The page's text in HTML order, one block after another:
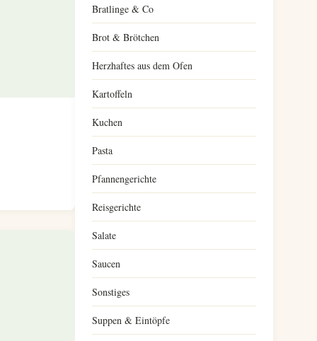
Bratlinge & Co
Brot & Brötchen
Herzhaftes aus dem Ofen
Kartoffeln
Kuchen
Pasta
Pfannengerichte
Reisgerichte
Salate
Saucen
Sonstiges
Suppen & Eintöpfe